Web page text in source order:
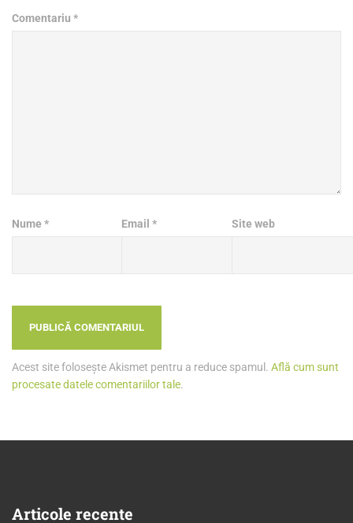
Comentariu *
Nume * Email* Site web
Acest site folosește Akismet pentru a reduce spamul. Află cum sunt
procesate datele comentariilor tale.
Articole recente